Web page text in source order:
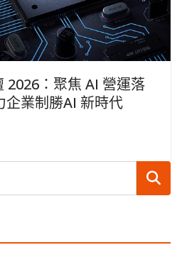
2026：聚焦 AI 營運落
企業制勝AI 新時代
搜尋